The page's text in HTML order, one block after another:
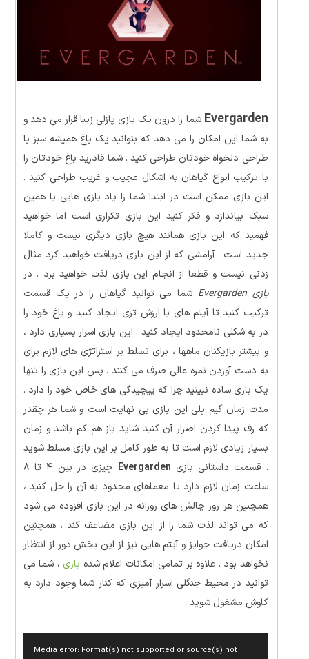
Evergarden شما را درون یک بازی پازلی زیبا قرار می دهد و
به شما این امکان را می دهد که بتوانید یک باغ همیشه سبز با
طراحی دلخواه خودتان طراحی کنید . شما قادرید باغ خودتان را
با ترکیب انواع گیاهان به اشکال عجیب و غریب طراحی کنید .
این بازی ممکن است در ابتدا شما را یاد بازی هایی با همین
سبک بیاندازد و فکر کنید این بازی تکراری است اما خواهید
فهمید که این بازی همانند هیچ بازی دیگری نیست و کاملا
جدید است . آرامشی که از این بازی دریافت خواهید کرد مثال
زدنی نیست و قطعا از انجام این بازی لذت خواهید برد . در
بازی Evergarden
شما می توانید گیاهان را در یک قسمت
ترکیب کنید تا آیتم های با ارزش تری ایجاد کنید و باغ خود را
در به شکلی نامحدود ایجاد کنید . این بازی اسرار بسیاری دارد ،
و بیشتر بازیکنان ماهها ، برای تسلط بر استراتژی های لازم برای
به دست آوردن نمره عالی صرف می کنند . پس این بازی را تنها
یک بازی ساده نبینید چرا که پیچیدگی های خاص خود را دارد .
مدت زمان گیم پلی این بازی بی نهایت است و شما هر چقدر
که رف پیدا کردن اصرار آن کنید شاید باز هم کم باشد و زمان
بسیار زیادی لازم است تا به طور کامل بر این بازی مسلط شوید
. قسمت داستانی بازی Evergarden
چیزی در بین ۴ تا ۸
ساعت زمان لازم دارد تا معماهای محدود به آن را حل کنید ،
همچنین هر روز چالش های روزانه در این بازی افزوده می شود
که می تواند لذت شما را از این بازی مضاعف کند ، همچنین
امکان دریافت جوایز و آیتم هایی نیز از این بخش دور از انتظار
نخواهد بود . علاوه بر تمامی امکانات اعلام شده بازی ، شما می
توانید در محیط جنگلی اسرار آمیزی که کنار شما وجود دارد به
کاوش مشغول شوید .
Media error: Format(s) not supported or source(s) not